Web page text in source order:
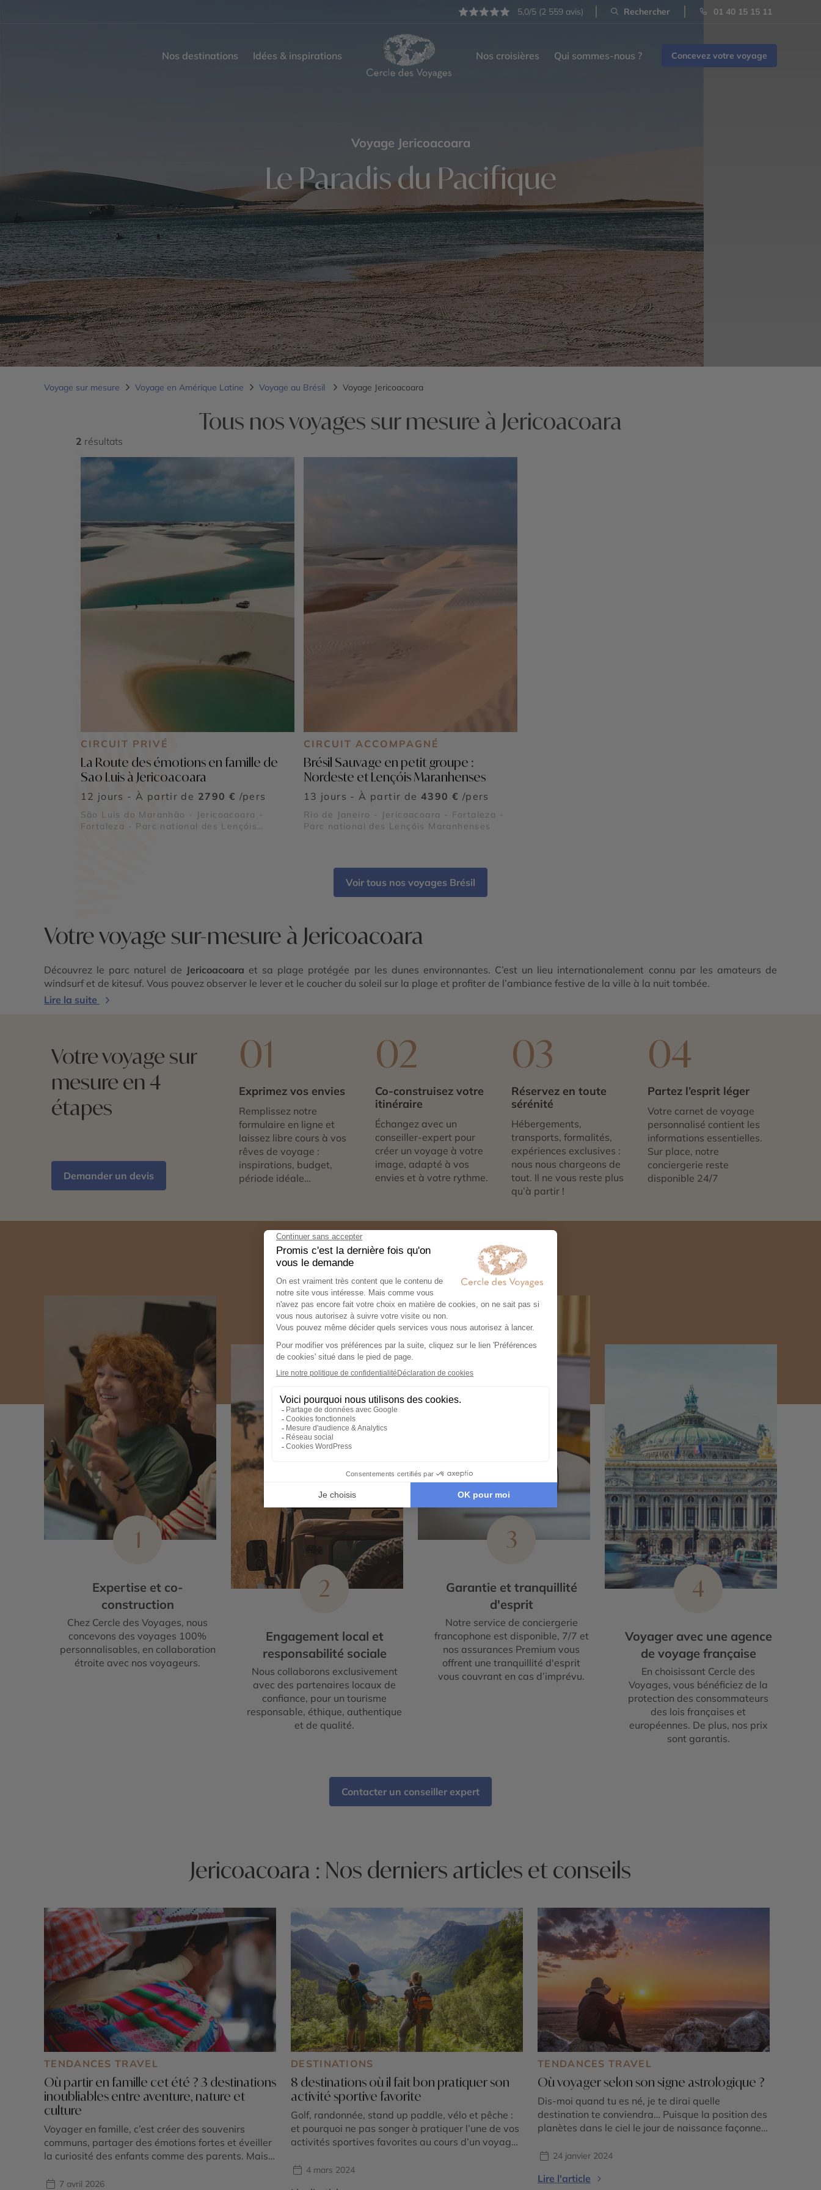
5,0/5 (2 559 avis) Rechercher 01 40 15 15 11
Nos destinations Idées & inspirations Nos croisières Qui sommes-nous ? Concevez votre voyage
Voyage Jericoacoara
Le Paradis du Pacifique
Voyage sur mesure Voyage en Amérique Latine Voyage au Brésil Voyage Jericoacoara
Tous nos voyages sur mesure à Jericoacoara
2 résultats
CIRCUIT PRIVÉ
La Route des émotions en famille de
Sao Luis à Jericoacoara
12 jours - À partir de 2790 € /pers
São Luis do Maranhão - Jericoacoara -
Fortaleza - Parc national des Lençóis
CIRCUIT ACCOMPAGNÉ
Brésil Sauvage en petit groupe :
Nordeste et Lençóis Maranhenses
13 jours - À partir de 4390 € /pers
Rio de Janeiro - Jericoacoara - Fortaleza -
Parc national des Lençóis Maranhenses
Voir tous nos voyages Brésil
Votre voyage sur-mesure à Jericoacoara
Découvrez le parc naturel de Jericoacoara et sa plage protégée par les dunes environnantes. C’est un lieu internationalement connu par les amateurs de
windsurf et de kitesuf. Vous pouvez observer le lever et le coucher du soleil sur la plage et profiter de l’ambiance festive de la ville à la nuit tombée.
Lire la suite
Votre voyage sur
mesure en 4
étapes
Demander un devis
01
Exprimez vos envies
Remplissez notre
formulaire en ligne et
laissez libre cours à vos
rêves de voyage :
inspirations, budget,
période idéale…
02
Co-construisez votre
itinéraire
Échangez avec un
conseiller-expert pour
créer un voyage à votre
image, adapté à vos
envies et à votre rythme.
03
Réservez en toute
sérénité
Hébergements,
transports, formalités,
expériences exclusives :
nous nous chargeons de
tout. Il ne vous reste plus
qu’à partir !
04
Partez l’esprit léger
Votre carnet de voyage
personnalisé contient les
informations essentielles.
Sur place, notre
conciergerie reste
disponible 24/7
Expertise et co-construction
1
Expertise et co-
construction
Chez Cercle des Voyages, nous
concevons des voyages 100%
personnalisables, en collaboration
étroite avec nos voyageurs.
2
Engagement local et
responsabilité sociale
Nous collaborons exclusivement
avec des partenaires locaux de
confiance, pour un tourisme
responsable, éthique, authentique
et de qualité.
3
Garantie et tranquillité
d'esprit
Notre service de conciergerie
francophone est disponible, 7/7 et
nos assurances Premium vous
offrent une tranquillité d'esprit
vous couvrant en cas d’imprévu.
4
Voyager avec une agence
de voyage française
En choisissant Cercle des
Voyages, vous bénéficiez de la
protection des consommateurs
des lois françaises et
européennes. De plus, nos prix
sont garantis.
Contacter un conseiller expert
Jericoacoara : Nos derniers articles et conseils
TENDANCES TRAVEL
Où partir en famille cet été ? 3 destinations
inoubliables entre aventure, nature et
culture
Voyager en famille, c’est créer des souvenirs
communs, partager des émotions fortes et éveiller
la curiosité des enfants comme des parents. Mais
dépaysement, sécurité, activités adaptées et
7 avril 2026
DESTINATIONS
8 destinations où il fait bon pratiquer son
activité sportive favorite
Golf, randonnée, stand up paddle, vélo et pêche :
et pourquoi ne pas songer à pratiquer l’une de vos
activités sportives favorites au cours d’un voyage
offrent la possibilité ! Suivez-nous aux Caraïbes, en
4 mars 2024
TENDANCES TRAVEL
Où voyager selon son signe astrologique ?
Dis-moi quand tu es né, je te dirai quelle
destination te conviendra… Puisque la position des
planètes dans le ciel le jour de naissance façonne
Zodiaque possède son propre profil de voyageur.
BÉLIER Découvrir toujours ! […]
24 janvier 2024
Lire l'article